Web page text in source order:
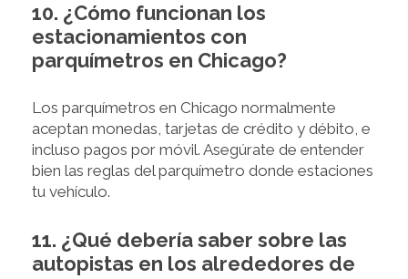
10. ¿Cómo funcionan los
estacionamientos con
parquímetros en Chicago?
Los parquímetros en Chicago normalmente
aceptan monedas, tarjetas de crédito y débito, e
incluso pagos por móvil. Asegúrate de entender
bien las reglas del parquímetro donde estaciones
tu vehículo.
11. ¿Qué debería saber sobre las
autopistas en los alrededores de